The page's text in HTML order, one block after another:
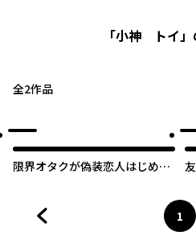
「小神 トイ
全2作品
限界オタクが偽装恋人はじめた
ペ
1
へ